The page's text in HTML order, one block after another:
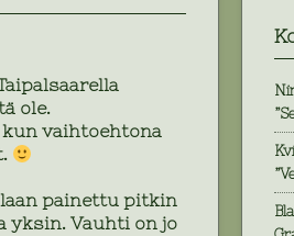
ole.
vaihtoehtona
painettu pitkin
yksin. Vauhti on jo